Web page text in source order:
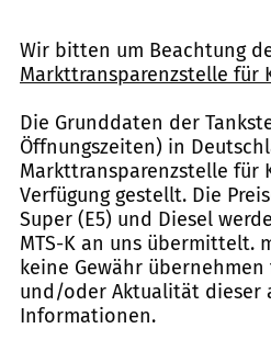
Wir bitten um Beachtung
Markttransparenzstelle für
Die Grunddaten der
Öffnungszeiten) in
Markttransparenzstelle für
Verfügung gestellt. Die
Super (E5) und Diesel
MTS-K an uns übermittelt.
keine Gewähr
und/oder Aktualität dieser
Informationen.